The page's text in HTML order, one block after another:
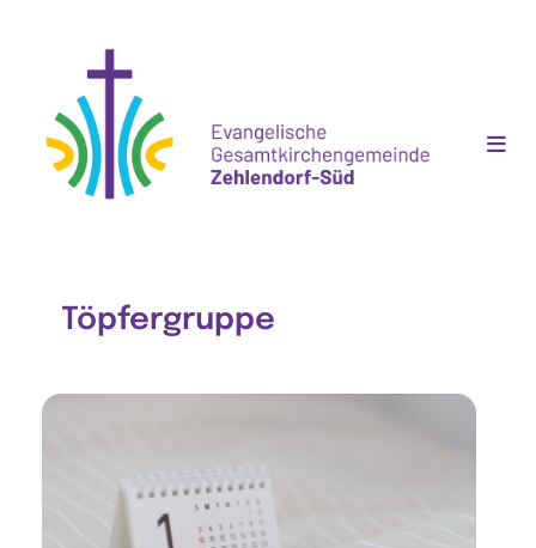
Töpfergruppe